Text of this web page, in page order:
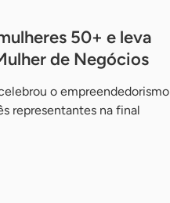
50+ e leva
de Negócios
o empreendedorismo
representantes na final